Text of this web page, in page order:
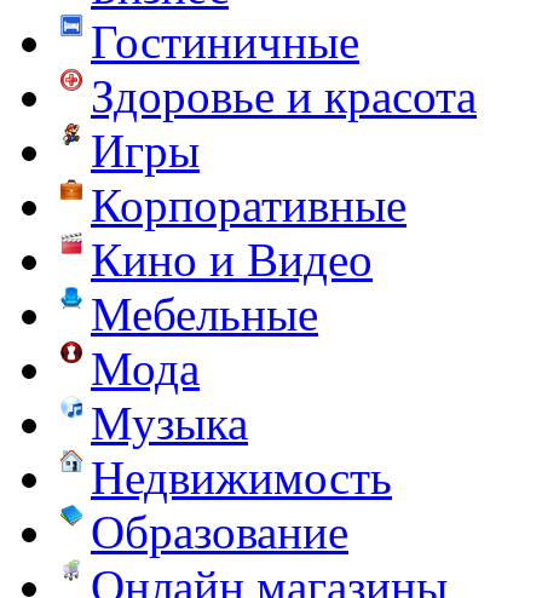
Гостиничные
Здоровье и красота
Игры
Корпоративные
Кино и Видео
Мебельные
Мода
Музыка
Недвижимость
Образование
Онлайн магазины